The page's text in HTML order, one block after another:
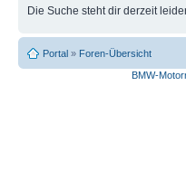
Die Suche steht dir derzeit
Portal » Foren-Übersicht
BMW-